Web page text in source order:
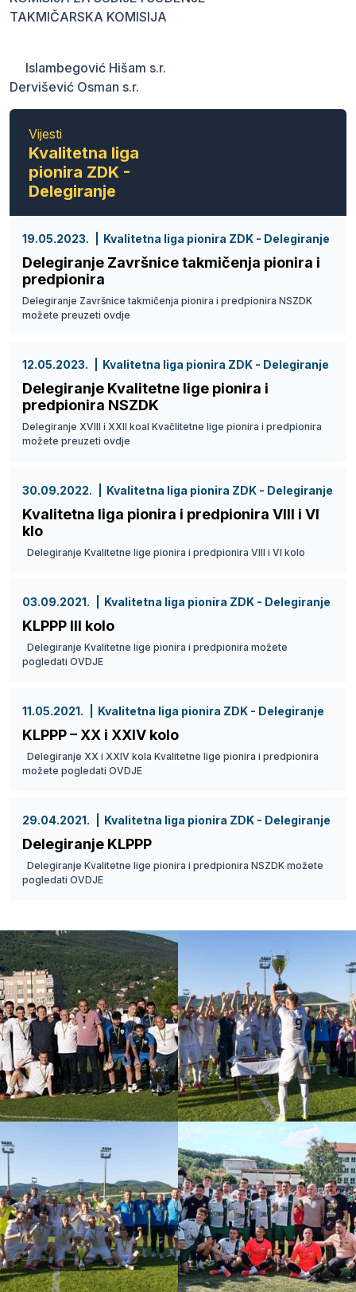
TAKMIČARSKA KOMISIJA
Islambegović Hišam s.r.
Dervišević Osman s.r.
Vijesti
Kvalitetna liga
pionira ZDK -
Delegiranje
19.05.2023. Kvalitetna liga pionira ZDK - Delegiranje
Delegiranje Završnice takmičenja pionira i
predpionira
Delegiranje Završnice takmičenja pionira i predpionira NSZDK
možete preuzeti ovdje
12.05.2023. Kvalitetna liga pionira ZDK - Delegiranje
Delegiranje Kvalitetne lige pionira i
predpionira NSZDK
Delegiranje XVIII i XXII koal Kvačlitetne lige pionira i predpionira
možete preuzeti ovdje
30.09.2022. Kvalitetna liga pionira ZDK - Delegiranje
Kvalitetna liga pionira i predpionira VIII i VI
klo
Delegiranje Kvalitetne lige pionira i predpionira VIII i VI kolo
03.09.2021. Kvalitetna liga pionira ZDK - Delegiranje
KLPPP III kolo
Delegiranje Kvalitetne lige pionira i predpionira možete
pogledati OVDJE
11.05.2021. Kvalitetna liga pionira ZDK - Delegiranje
KLPPP – XX i XXIV kolo
Delegiranje XX i XXIV kola Kvalitetne lige pionira i predpionira
možete pogledati OVDJE
29.04.2021. Kvalitetna liga pionira ZDK - Delegiranje
Delegiranje KLPPP
Delegiranje Kvalitetne lige pionira i predpionira NSZDK možete
pogledati OVDJE